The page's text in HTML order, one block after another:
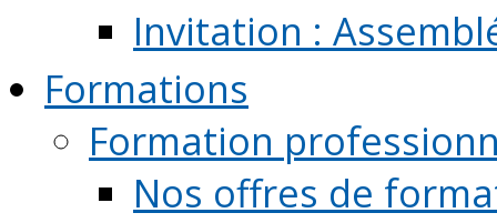
Invitation :
Formations
Formation
Nos offres de